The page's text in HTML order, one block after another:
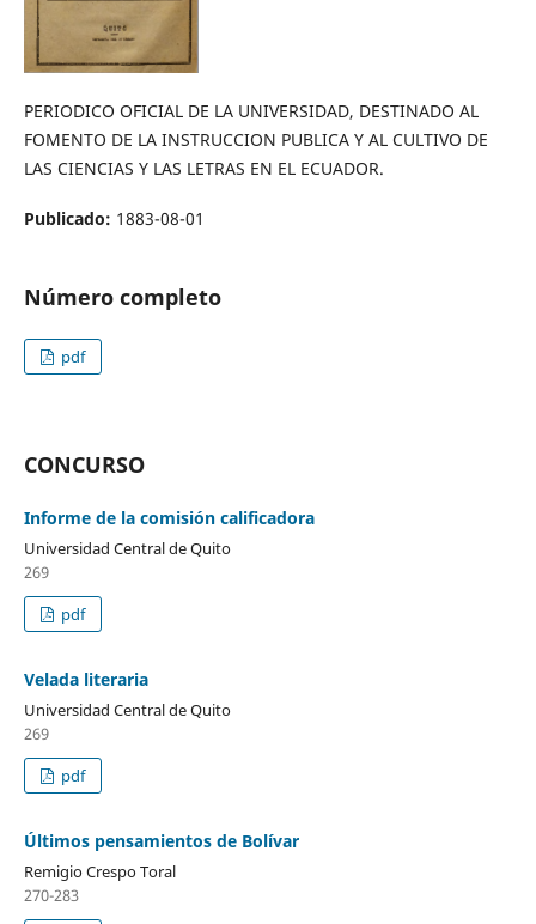
PERIODICO OFICIAL DE LA UNIVERSIDAD, DESTINADO AL
FOMENTO DE LA INSTRUCCION PUBLICA Y AL CULTIVO DE
LAS CIENCIAS Y LAS LETRAS EN EL ECUADOR.
Publicado: 1883-08-01
Número completo
pdf
CONCURSO
Informe de la comisión calificadora
Universidad Central de Quito
269
pdf
Velada literaria
Universidad Central de Quito
269
pdf
Últimos pensamientos de Bolívar
Remigio Crespo Toral
270-283